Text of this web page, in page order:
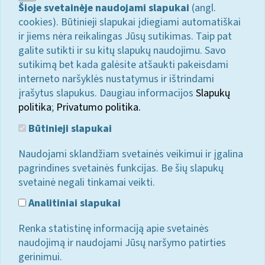
Šioje svetainėje naudojami slapukai (angl.
cookies). Būtinieji slapukai įdiegiami automatiškai
ir jiems nėra reikalingas Jūsų sutikimas. Taip pat
galite sutikti ir su kitų slapukų naudojimu. Savo
sutikimą bet kada galėsite atšaukti pakeisdami
interneto naršyklės nustatymus ir ištrindami
įrašytus slapukus. Daugiau informacijos Slapukų
politika; Privatumo politika.
Būtinieji slapukai
Naudojami sklandžiam svetainės veikimui ir įgalina
pagrindines svetainės funkcijas. Be šių slapukų
svetainė negali tinkamai veikti.
Analitiniai slapukai
Renka statistinę informaciją apie svetainės
naudojimą ir naudojami Jūsų naršymo patirties
gerinimui.